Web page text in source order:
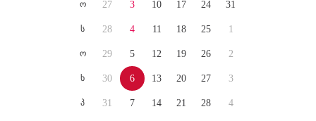
ო
ს
ო
ხ
პ
27
28
29
30
31
3
4
5
6
7
10
11
12
13
14
17
18
19
20
21
24
25
26
27
28
31
1
2
3
4